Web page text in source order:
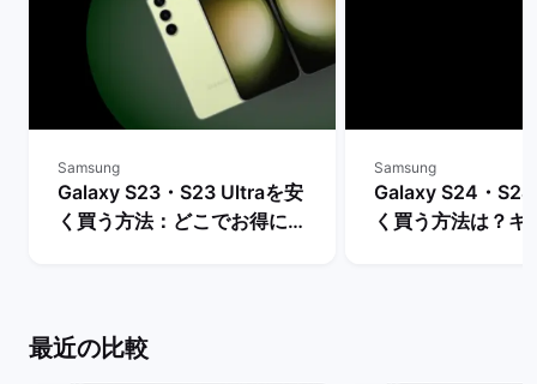
Samsung
Galaxy S23・S23 Ultraを安
く買う方法：どこでお得に購
Samsung
Galaxy S24・
く買う方法は？キ
最近の比較